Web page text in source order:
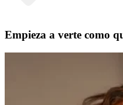
Empieza a verte como